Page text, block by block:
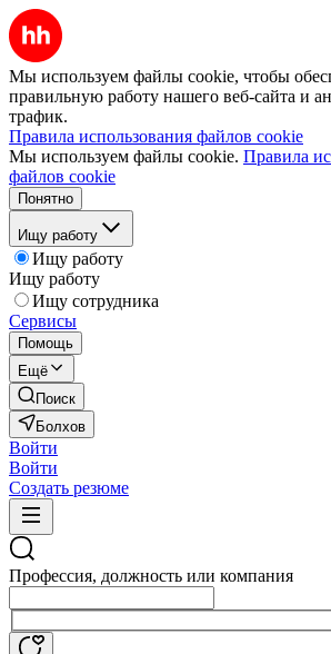
Мы используем файлы cookie, чтобы
правильную работу нашего веб-сайта и
трафик.
Правила использования файлов cookie
Мы используем файлы cookie. Правила
файлов cookie
Понятно
Ищу работу
Ищу работу
Ищу работу
Ищу сотрудника
Сервисы
Помощь
Ещё
Поиск
Болхов
Войти
Войти
Создать резюме
Профессия, должность или компания